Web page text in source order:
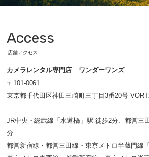
Access
店舗アクセス
カメラレンタル専門店 ワンダーワンズ
〒101-0061
東京都千代田区神田三崎町三丁目3番20号
JR中央・総武線「水道橋」駅 徒歩2分、都営三
分
都営新宿線・都営三田線・東京メトロ半蔵門線